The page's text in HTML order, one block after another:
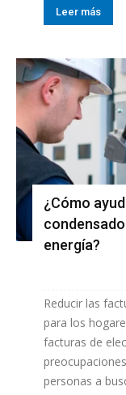
Leer más
¿Cómo
energía?
Reducir las
para los
facturas de
personas a